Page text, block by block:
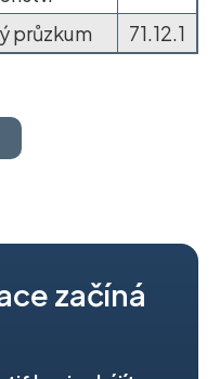
průzkum 71.12.1
začíná